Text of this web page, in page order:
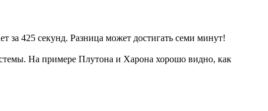
за 425 секунд. Разница может достигать семи минут!
На примере Плутона и Харона хорошо видно, как